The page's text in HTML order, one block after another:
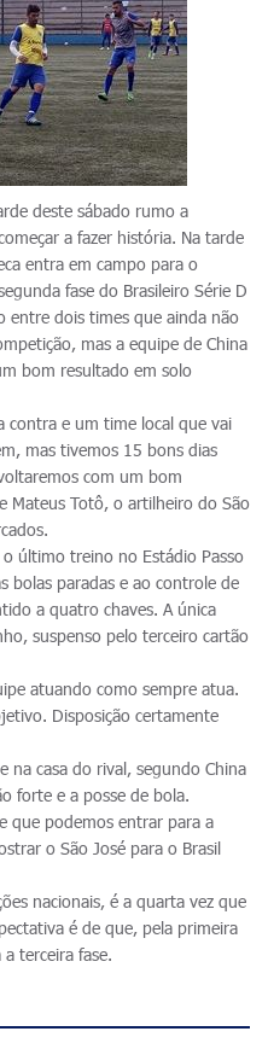
deste sábado rumo a
a fazer história. Na tarde
entra em campo para o
fase do Brasileiro Série D
entre dois times que ainda não
mas a equipe de China
bom resultado em solo
contra e um time local que vai
mas tivemos 15 bons dias
com um bom
Mateus Totô, o artilheiro do São
último treino no Estádio Passo
bolas paradas e ao controle de
a quatro chaves. A única
suspenso pelo terceiro cartão
atuando como sempre atua.
Disposição certamente
na casa do rival, segundo China
forte e a posse de bola.
que podemos entrar para a
o São José para o Brasil
nacionais, é a quarta vez que
é de que, pela primeira
terceira fase.